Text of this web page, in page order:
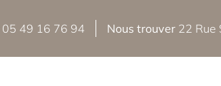
05 49 16 76 94 Nous trouver 22 Rue